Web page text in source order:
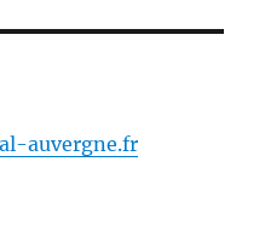
auvergne.fr